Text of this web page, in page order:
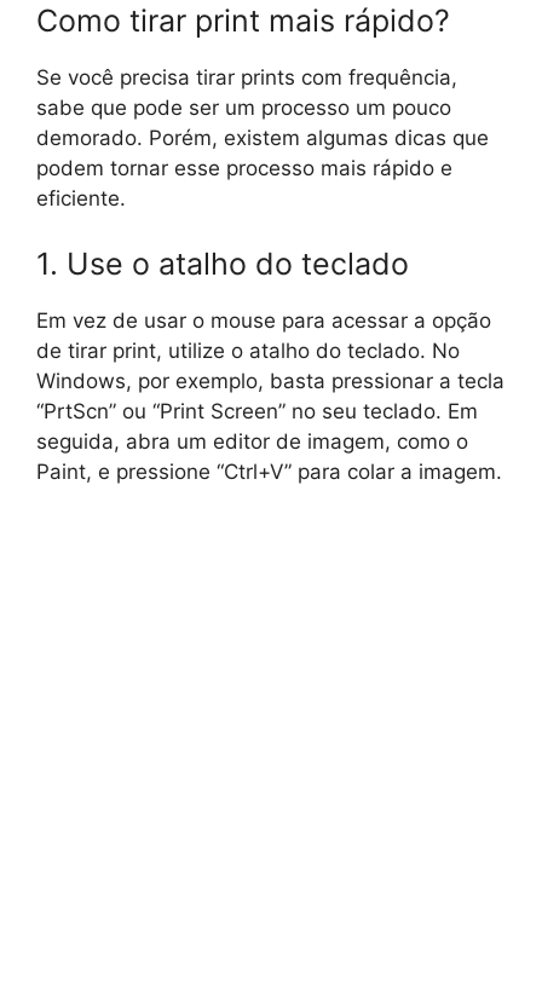
Como tirar print mais rápido?
Se você precisa tirar prints com frequência,
sabe que pode ser um processo um pouco
demorado. Porém, existem algumas dicas que
podem tornar esse processo mais rápido e
eficiente.
1. Use o atalho do teclado
Em vez de usar o mouse para acessar a opção
de tirar print, utilize o atalho do teclado. No
Windows, por exemplo, basta pressionar a tecla
“PrtScn” ou “Print Screen” no seu teclado. Em
seguida, abra um editor de imagem, como o
Paint, e pressione “Ctrl+V” para colar a imagem.